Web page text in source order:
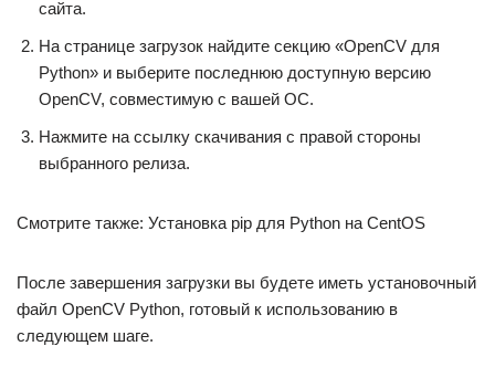
сайта.
На странице загрузок найдите секцию «OpenCV для
Python» и выберите последнюю доступную версию
OpenCV, совместимую с вашей ОС.
Нажмите на ссылку скачивания с правой стороны
выбранного релиза.
Смотрите также: Установка pip для Python на CentOS
После завершения загрузки вы будете иметь установочный
файл OpenCV Python, готовый к использованию в
следующем шаге.